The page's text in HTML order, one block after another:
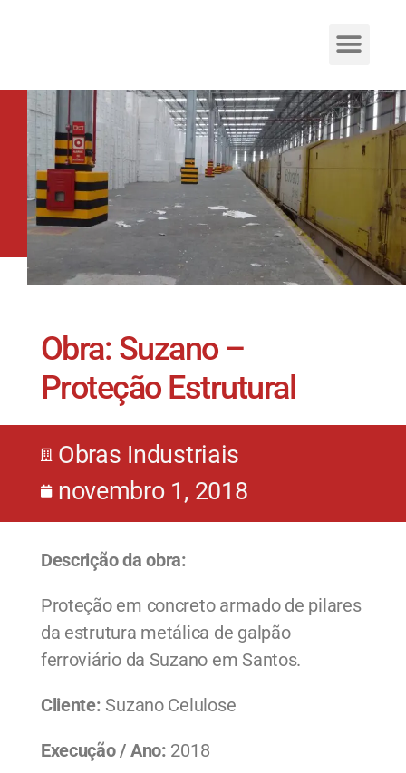
Obra: Suzano –
Proteção Estrutural
Obras Industriais
novembro 1, 2018
Descrição da obra:
Proteção em concreto armado de pilares
da estrutura metálica de galpão
ferroviário da Suzano em Santos.
Cliente: Suzano Celulose
Execução / Ano: 2018